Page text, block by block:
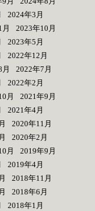
2024年3月
2023年10月
2023年5月
2022年12月
2022年7月
2022年2月
月
2021年9月
2021年4月
2020年11月
2020年2月
月
2019年9月
2019年4月
2018年11月
2018年6月
2018年1月